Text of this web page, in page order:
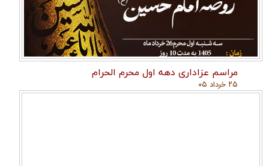
مراسم عزاداری دهه اول محرم الحرام
۲۵ خرداد ۰۵